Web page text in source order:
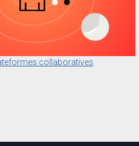
collaboratives